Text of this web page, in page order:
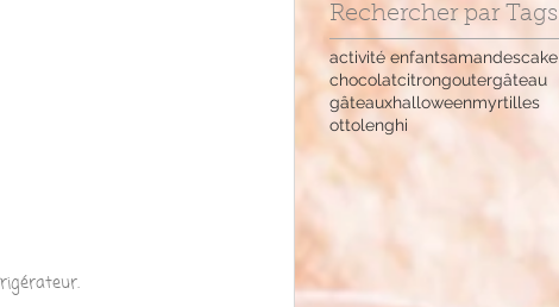
Rechercher par Tags
activité enfantsamandescake
chocolatcitrongoutergâteau
gâteauxhalloweenmyrtilles
ottolenghi